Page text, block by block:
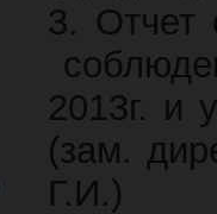
3. Отчет
2013г. и
(зам.
Г.И.)